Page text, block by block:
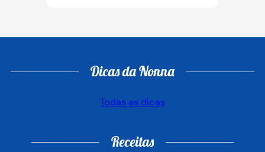
Dicas da Nonna
Todas as dicas
Receitas